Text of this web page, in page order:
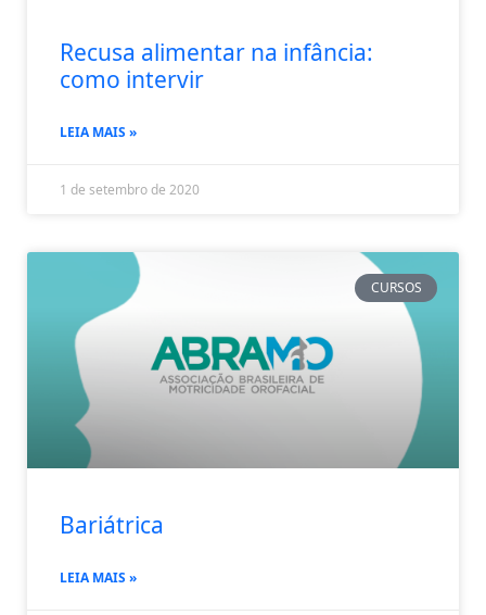
Recusa alimentar na infância:
como intervir
LEIA MAIS »
1 de setembro de 2020
CURSOS
Bariátrica
LEIA MAIS »